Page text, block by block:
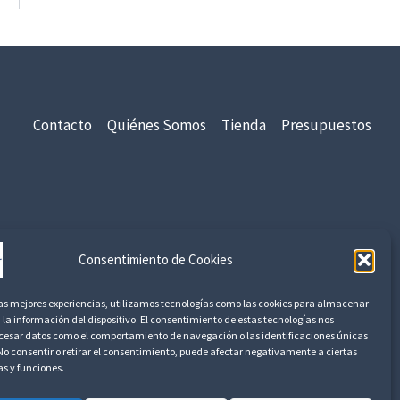
Consentimiento de Cookies
mejores experiencias, utilizamos tecnologías como las cookies para almacenar
información del dispositivo. El consentimiento de estas tecnologías nos
datos como el comportamiento de navegación o las identificaciones únicas
consentir o retirar el consentimiento, puede afectar negativamente a ciertas
y funciones.
7
€
Contacto Quiénes Somos Tienda Presupuestos